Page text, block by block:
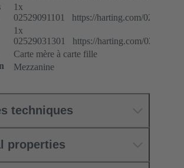
1x
02529091101 https://harting.com/
1x
02529031301 https://harting.com/
Carte mère à carte fille
Mezzanine
techniques
properties